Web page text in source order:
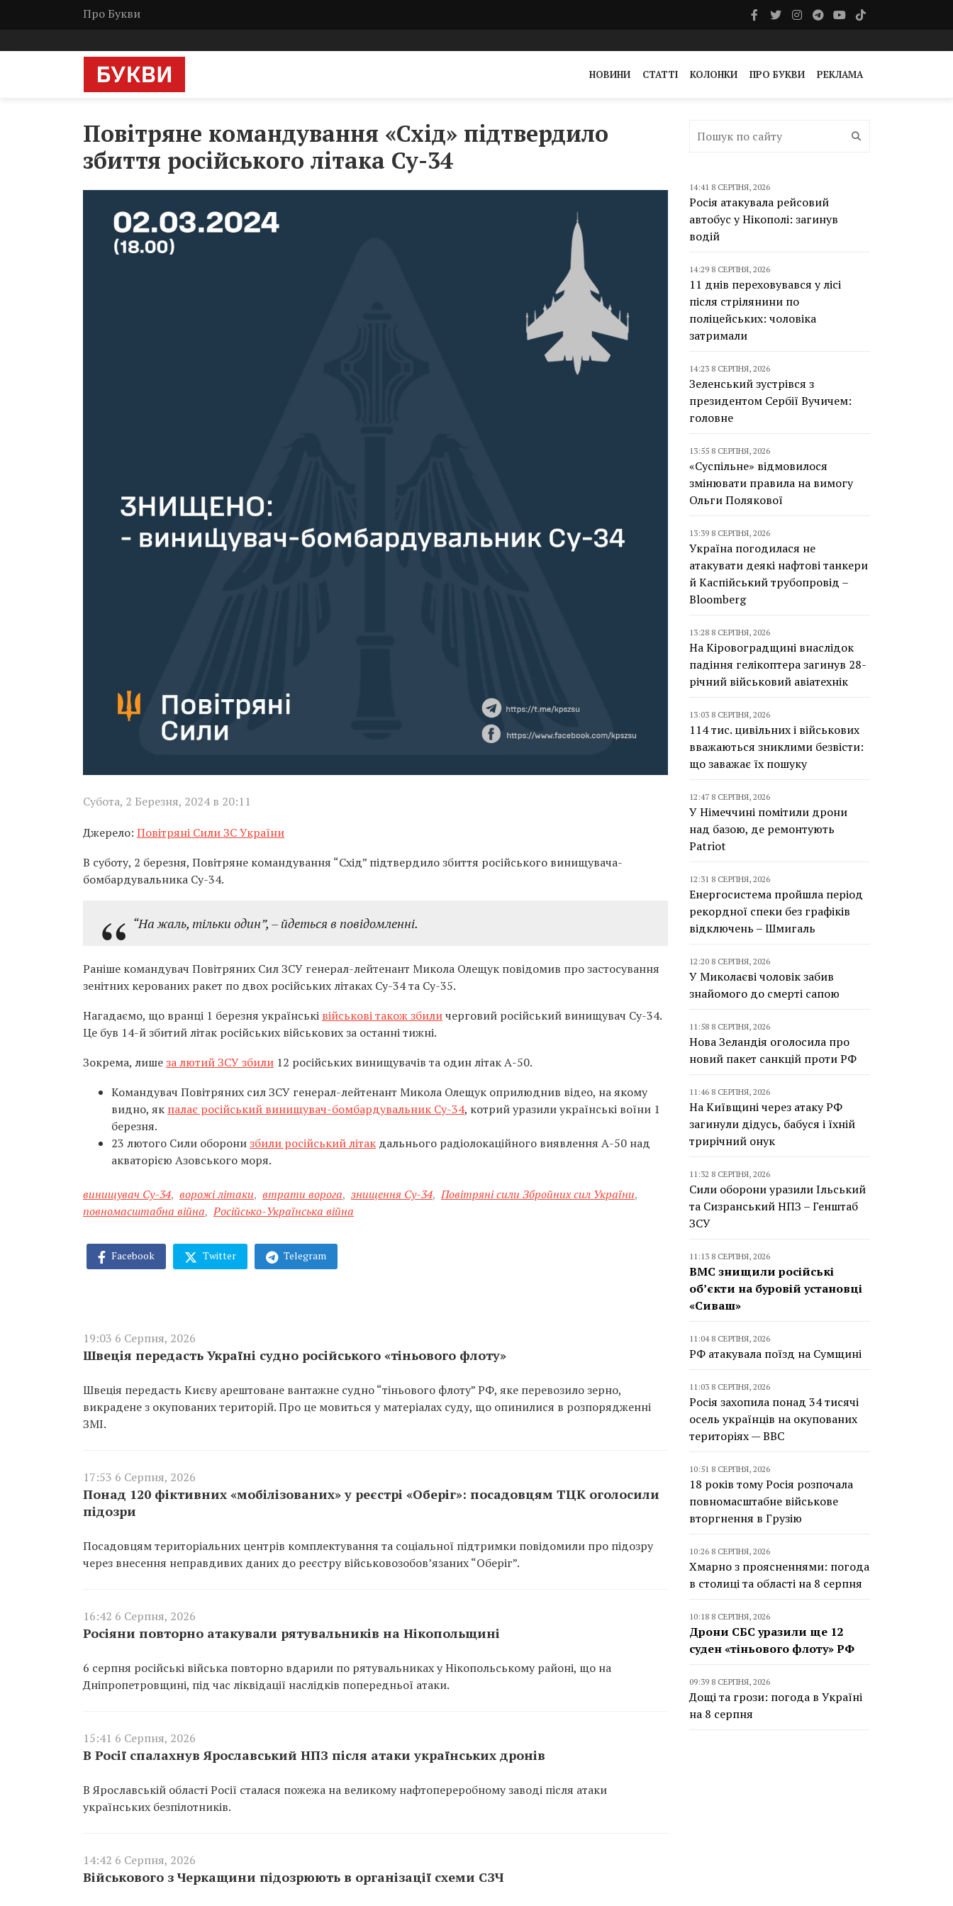
Про Букви
НОВИНИ СТАТТІ КОЛОНКИ ПРО БУКВИ РЕКЛАМА
Повітряне командування «Схід» підтвердило
збиття російського літака Су-34
Субота, 2 Березня, 2024 в 20:11
Джерело: Повітряні Сили ЗС України
В суботу, 2 березня, Повітряне командування “Схід” підтвердило збиття російського винищувача-
бомбардувальника Су-34.
“На жаль, тільки один”, – йдеться в повідомленні.
Раніше командувач Повітряних Сил ЗСУ генерал-лейтенант Микола Олещук повідомив про застосування
зенітних керованих ракет по двох російських літаках Су-34 та Су-35.
Нагадаємо, що вранці 1 березня українські військові також збиличерговий російський винищувач Су-34.
Це був 14-й збитий літак російських військових за останні тижні.
Зокрема, лишеза лютий ЗСУ збили 12 російських винищувачів та один літак А-50.
Командувач Повітряних сил ЗСУ генерал-лейтенант Микола Олещук оприлюднив відео, на якому
видно, як палає російський винищувач-бомбардувальник Су-34, котрий уразили українські воїни 1
березня.
23 лютого Сили оборонизбили російський літак дальнього радіолокаційного виявлення А-50 над
акваторією Азовського моря.
винищувач Су-34, ворожі літаки, втрати ворога, знищення Су-34, Повітряні сили Збройних сил України,
повномасштабна війна, Російсько-Українська війна
Facebook Twitter Telegram
19:03 6 Серпня, 2026
Швеція передасть Україні судно російського «тіньового флоту»
Швеція передасть Києву арештоване вантажне судно “тіньового флоту” РФ, яке перевозило зерно,
викрадене з окупованих територій. Про це мовиться у матеріалах суду, що опинилися в розпорядженні
ЗМІ.
17:53 6 Серпня, 2026
Понад 120 фіктивних «мобілізованих» у реєстрі «Оберіг»: посадовцям ТЦК оголосили
підозри
Посадовцям територіальних центрів комплектування та соціальної підтримки повідомили про підозру
через внесення неправдивих даних до реєстру військовозобов’язаних “Оберіг”.
16:42 6 Серпня, 2026
Росіяни повторно атакували рятувальників на Нікопольщині
6 серпня російські війська повторно вдарили по рятувальниках у Нікопольському районі, що на
Дніпропетровщині, під час ліквідації наслідків попередньої атаки.
15:41 6 Серпня, 2026
В Росії спалахнув Ярославський НПЗ після атаки українських дронів
В Ярославській області Росії сталася пожежа на великому нафтопереробному заводі після атаки
українських безпілотників.
14:42 6 Серпня, 2026
Військового з Черкащини підозрюють в організації схеми СЗЧ
14:41 8 СЕРПНЯ, 2026
Росія атакувала рейсовий
автобус у Нікополі: загинув
водій
14:29 8 СЕРПНЯ, 2026
11 днів переховувався у лісі
після стрілянини по
поліцейських: чоловіка
затримали
14:23 8 СЕРПНЯ, 2026
Зеленський зустрівся з
президентом Сербії Вучичем:
головне
13:55 8 СЕРПНЯ, 2026
«Суспільне» відмовилося
змінювати правила на вимогу
Ольги Полякової
13:39 8 СЕРПНЯ, 2026
Україна погодилася не
атакувати деякі нафтові танкери
й Каспійський трубопровід –
Bloomberg
13:28 8 СЕРПНЯ, 2026
На Кіровоградщині внаслідок
падіння гелікоптера загинув 28-
річний військовий авіатехнік
13:03 8 СЕРПНЯ, 2026
114 тис. цивільних і військових
вважаються зниклими безвісти:
що заважає їх пошуку
12:47 8 СЕРПНЯ, 2026
У Німеччині помітили дрони
над базою, де ремонтують
Patriot
12:31 8 СЕРПНЯ, 2026
Енергосистема пройшла період
рекордної спеки без графіків
відключень – Шмигаль
12:20 8 СЕРПНЯ, 2026
У Миколаєві чоловік забив
знайомого до смерті сапою
11:58 8 СЕРПНЯ, 2026
Нова Зеландія оголосила про
новий пакет санкцій проти РФ
11:46 8 СЕРПНЯ, 2026
На Київщині через атаку РФ
загинули дідусь, бабуся і їхній
трирічний онук
11:32 8 СЕРПНЯ, 2026
Сили оборони уразили Ільський
та Сизранський НПЗ – Генштаб
ЗСУ
11:13 8 СЕРПНЯ, 2026
ВМС знищили російські
об’єкти на буровій установці
«Сиваш»
11:04 8 СЕРПНЯ, 2026
РФ атакувала поїзд на Сумщині
11:03 8 СЕРПНЯ, 2026
Росія захопила понад 34 тисячі
осель українців на окупованих
територіях — BBC
10:51 8 СЕРПНЯ, 2026
18 років тому Росія розпочала
повномасштабне військове
вторгнення в Грузію
10:26 8 СЕРПНЯ, 2026
Хмарно з проясненнями: погода
в столиці та області на 8 серпня
10:18 8 СЕРПНЯ, 2026
Дрони СБС уразили ще 12
суден «тіньового флоту» РФ
09:39 8 СЕРПНЯ, 2026
Дощі та грози: погода в Україні
на 8 серпня